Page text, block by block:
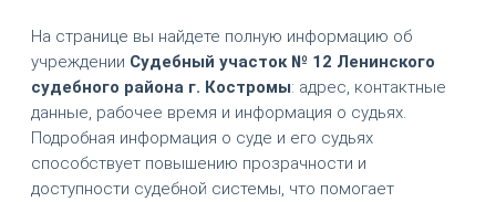
На странице вы найдете полную информацию об
учреждении Судебный участок № 12 Ленинского
судебного района г. Костромы: адрес, контактные
данные, рабочее время и информация о судьях.
Подробная информация о суде и его судьях
способствует повышению прозрачности и
доступности судебной системы, что помогает